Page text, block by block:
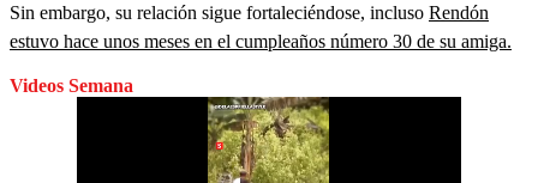
Sin embargo, su relación sigue fortaleciéndose, incluso Rendón
estuvo hace unos meses en el cumpleaños número 30 de su amiga.
Videos Semana